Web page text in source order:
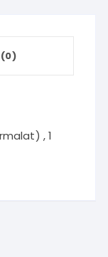
(0)
, 1